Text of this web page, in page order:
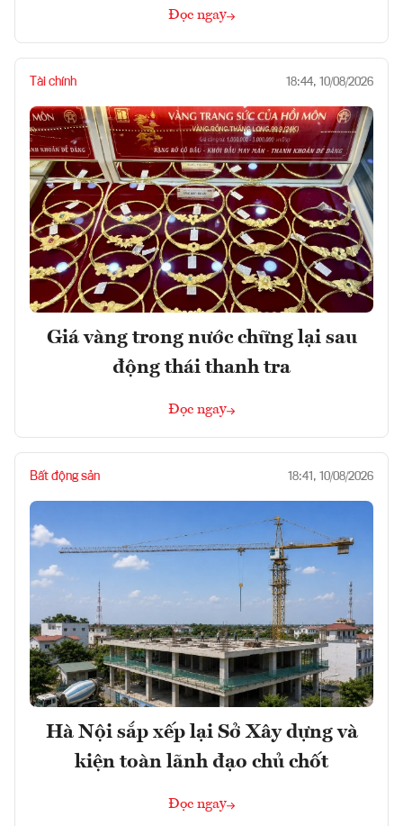
Đọc ngay
Tài chính 18:44, 10/08/2026
Giá vàng trong nước chững lại sau
động thái thanh tra
Đọc ngay
Bất động sản 18:41, 10/08/2026
Hà Nội sắp xếp lại Sở Xây dựng và
kiện toàn lãnh đạo chủ chốt
Đọc ngay